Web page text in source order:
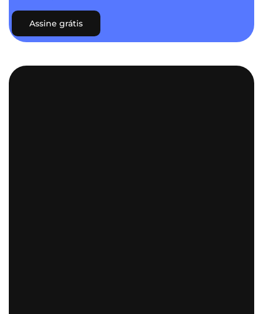
Assine grátis